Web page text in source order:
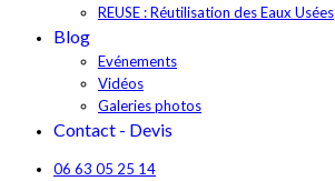
REUSE : Réutilisation des Eaux Usées
Blog
Evénements
Vidéos
Galeries photos
Contact - Devis
06 63 05 25 14